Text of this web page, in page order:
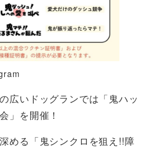
広いドッグランでは「鬼ハッ
」を開催！
める「鬼シンクロを狙え!!障